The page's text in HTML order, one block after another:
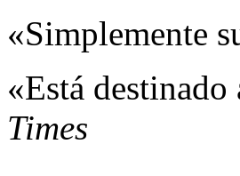
«Simplemente
«Está
Times